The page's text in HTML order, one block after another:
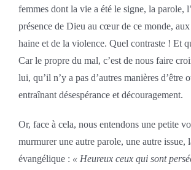
femmes dont la vie a été le signe, la parole,
présence de Dieu au cœur de ce monde,
haine et de la violence. Quel contraste ! Et
Car le propre du mal, c’est de nous faire
lui, qu’il n’y a pas d’autres manières d’être
entraînant désespérance et découragement.
Or, face à cela, nous entendons une petite
murmurer une autre parole, une autre issue,
évangélique : « Heureux ceux qui sont